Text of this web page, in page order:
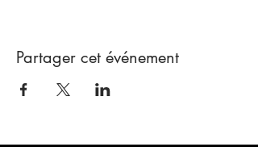
Partager cet événement